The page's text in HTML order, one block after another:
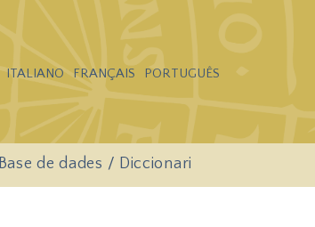
ITALIANO FRANÇAIS PORTUGUÊS
Base de dades / Diccionari